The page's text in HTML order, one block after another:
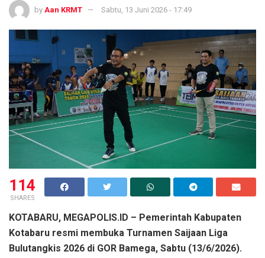
by Aan KRMT Sabtu, 13 Juni 2026 - 17:49
114
SHARES
KOTABARU, MEGAPOLIS.ID – Pemerintah Kabupaten
Kotabaru resmi membuka Turnamen Saijaan Liga
Bulutangkis 2026 di GOR Bamega, Sabtu (13/6/2026).